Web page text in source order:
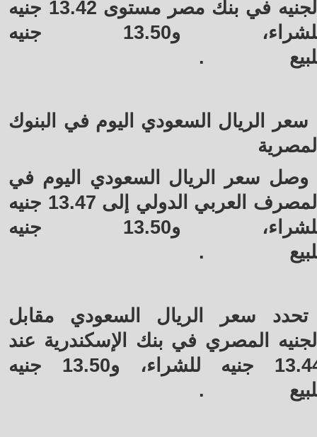
الجنيه في بنك مصر مستوى 13.42 جنيه
للشراء، و13.50 جنيه
.
سعر الريال السعودي اليوم في البنوك
وصل سعر الريال السعودي اليوم في
المصرف العربي الدولي إلى 13.47 جنيه
للشراء، و13.50 جنيه
.
تحدد سعر الريال السعودي مقابل
المصري في بنك الإسكندرية عند
13.44 جنيه للشراء، و13.50 جنيه
.